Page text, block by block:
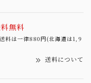
無料
料は一律880円(北海道は1,9
送料について